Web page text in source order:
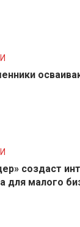
создаст
для малого